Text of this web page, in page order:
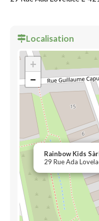
Localisation
Rainbow Kids
29 Rue Ada
+
−